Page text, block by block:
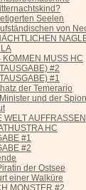
Seelen
von
KOMMEN MUSS HC
#2
#1
der Temerario
und der Spion
WELT
HC
#1
#2
der Ostsee
einer Walküre
MONSTER #2